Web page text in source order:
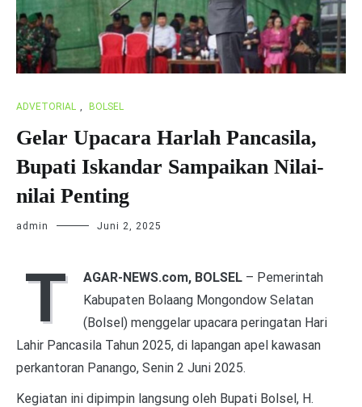
ADVETORIAL , BOLSEL
Gelar Upacara Harlah Pancasila,
Bupati Iskandar Sampaikan Nilai-
nilai Penting
admin Juni 2, 2025
T AGAR-NEWS.com, BOLSEL – Pemerintah
Kabupaten Bolaang Mongondow Selatan
(Bolsel) menggelar upacara peringatan Hari
Lahir Pancasila Tahun 2025, di lapangan apel kawasan
perkantoran Panango, Senin 2 Juni 2025.
Kegiatan ini dipimpin langsung oleh Bupati Bolsel, H.